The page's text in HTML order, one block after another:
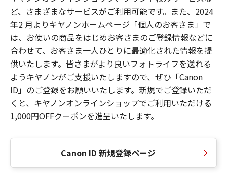
ど、さまざまなサービスがご利用可能です。また、2024
年2 月よりキヤノンホームページ「個人のお客さま」で
は、お使いの商品をはじめお客さまのご登録情報などに
合わせて、お客さま一人ひとりに最適化された情報を提
供いたします。皆さまがより良いフォトライフを送れる
ようキヤノンがご支援いたしますので、ぜひ「Canon
ID」のご登録をお願いいたします。新規でご登録いただ
くと、キヤノンオンラインショップでご利用いただける
1,000円OFFクーポンを進呈いたします。
Canon ID 新規登録ページ